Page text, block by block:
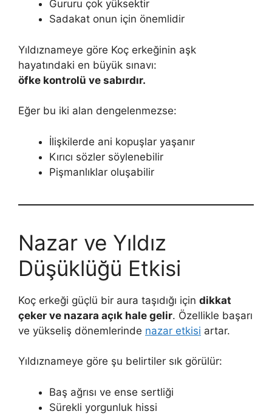
Gururu çok yüksektir
Sadakat onun için önemlidir
Yıldıznameye göre Koç erkeğinin aşk
hayatındaki en büyük sınavı:
öfke kontrolü ve sabırdır.
Eğer bu iki alan dengelenmezse:
İlişkilerde ani kopuşlar yaşanır
Kırıcı sözler söylenebilir
Pişmanlıklar oluşabilir
Nazar ve Yıldız
Düşüklüğü Etkisi
Koç erkeği güçlü bir aura taşıdığı için dikkat
çeker ve nazara açık hale gelir. Özellikle başarı
ve yükseliş dönemlerinde nazar etkisi artar.
Yıldıznameye göre şu belirtiler sık görülür:
Baş ağrısı ve ense sertliği
Sürekli yorgunluk hissi